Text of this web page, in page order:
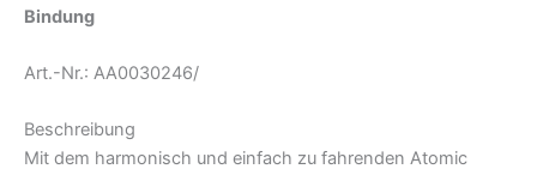
Bindung
Art.-Nr.: AA0030246/
Beschreibung
Mit dem harmonisch und einfach zu fahrenden Atomic